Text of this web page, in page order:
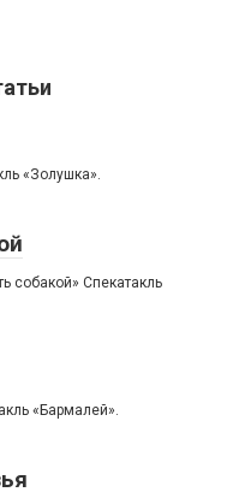
«Золушка».
собакой» Спекатакль
«Бармалей».